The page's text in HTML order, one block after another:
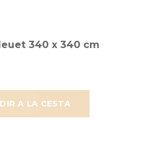
A LA CESTA
340 x 340 cm